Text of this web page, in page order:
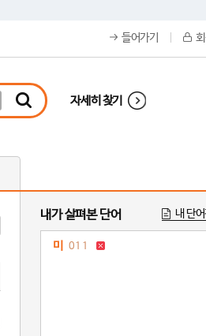
들어가기
자세히 찾기
내가 살펴본 단어 내 단
미 011